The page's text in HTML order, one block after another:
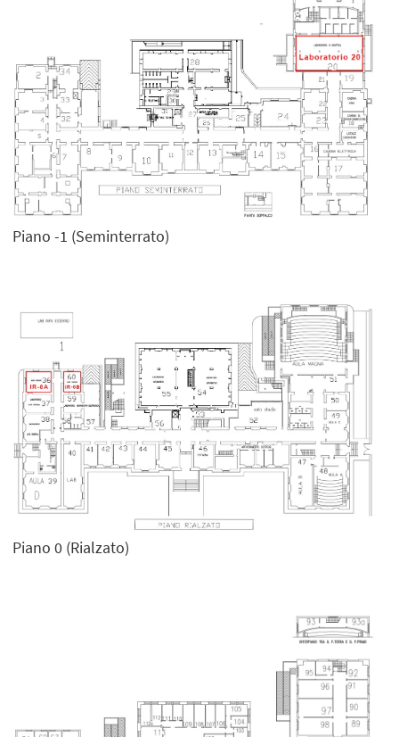
Piano -1 (Seminterrato)
Piano 0 (Rialzato)